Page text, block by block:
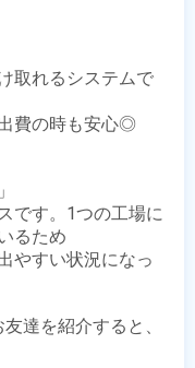
取れるシステムで
費の時も安心◎
です。1つの工場に
るため
やすい状況になっ
達を紹介すると、